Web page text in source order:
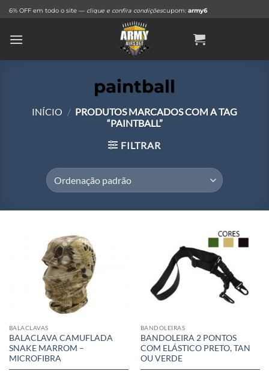
Skip
content
6% OFF em todo o site — clique e confira condiçõescupom: army6
paintball
INÍCIO / PRODUTOS MARCADOS COM A TAG
“PAINTBALL”
FILTRAR
BALACLAVAS
BALACLAVA CAMUFLADA
SNAKE MARROM –
MICROFIBRA
BANDOLEIRAS
BANDOLEIRA 2 PONTOS
COM ELÁSTICO PRETO, TAN
OU VERDE